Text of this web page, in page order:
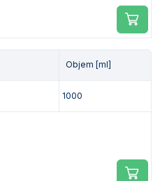
Objem [ml]
1000